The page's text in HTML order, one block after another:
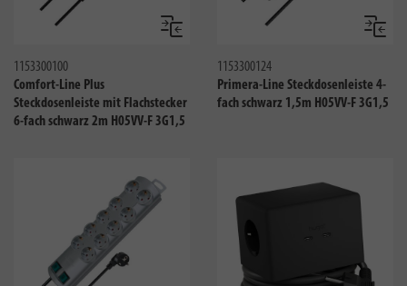
Vergleichen
1153300100
Comfort-Line Plus
Steckdosenleiste mit Flachstecker
6-fach schwarz 2m H05VV-F 3G1,5
1153300124
Primera-Line Steckdosenleiste 4-
fach schwarz 1,5m H05VV-F 3G1,5